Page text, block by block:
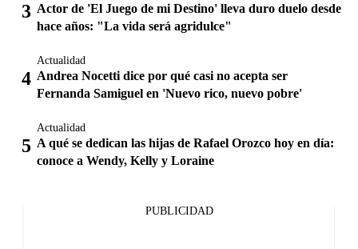
Actor de 'El Juego de mi Destino' lleva duro duelo desde
hace años: "La vida será agridulce"
Actualidad
Andrea Nocetti dice por qué casi no acepta ser
Fernanda Samiguel en 'Nuevo rico, nuevo pobre'
Actualidad
A qué se dedican las hijas de Rafael Orozco hoy en día:
conoce a Wendy, Kelly y Loraine
PUBLICIDAD